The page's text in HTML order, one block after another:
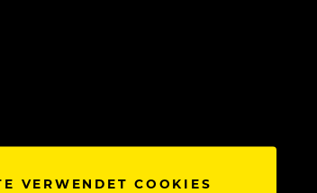
VERWENDET COOKIES